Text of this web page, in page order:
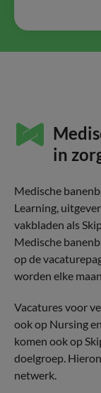
in
Medische
Learning,
vakbladen als
Medische
op de
worden elke
Vacatures voor
ook op Nursing
komen ook op
doelgroep.
netwerk.